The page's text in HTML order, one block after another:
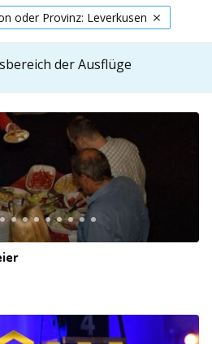
oder Provinz: Leverkusen
der Ausflüge